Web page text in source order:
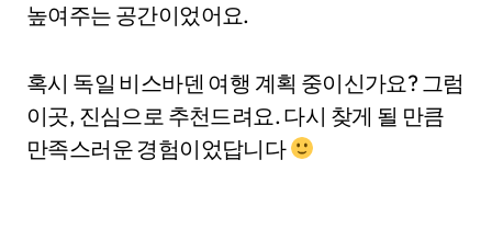
높여주는 공간이었어요.
혹시 독일 비스바덴 여행 계획 중이신가요? 그럼
이곳, 진심으로 추천드려요. 다시 찾게 될 만큼
만족스러운 경험이었답니다